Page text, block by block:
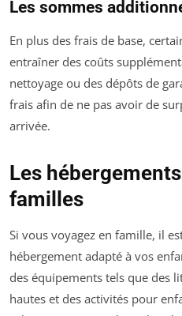
Les sommes
En plus des frais de base,
entraîner des coûts
nettoyage ou des dépôts de
frais afin de ne pas avoir de
arrivée.
Les
familles
Si vous voyagez en famille, il
hébergement adapté à vos
des équipements tels que des
hautes et des activités pour